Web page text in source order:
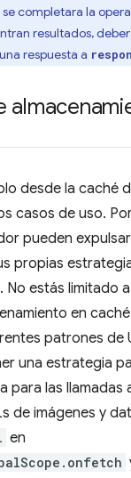
completara la
resultados,
respuesta a
desde la caché
casos de uso.
pueden
propias
No estás limitado
en
patrones de
una estrategia
para las llamadas
de imágenes y
en